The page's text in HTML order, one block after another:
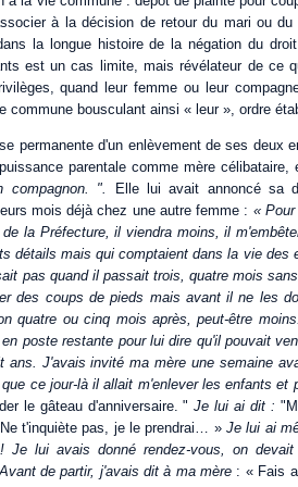
à la décision de retour du mari ou
la longue histoire de la négation du
est un cas limite, mais révélateur de ce
quand leur femme ou leur
bousculant ainsi « leur », ordre
permanente d'un enlèvement de ses deux
parentale comme mère célibataire,
compagnon. ".
Elle lui avait annoncé sa
mois déjà chez une autre femme : «
la Préfecture, il viendra moins, il
détails mais qui comptaient dans la vie des
pas quand il passait trois, quatre mois
des coups de pieds mais avant il ne les
quatre ou cinq mois après, peut-être
poste restante pour lui dire qu'il pouvait
ans. J'avais invité ma mère une semaine
ce jour-là il allait m'enlever les enfants et
le gâteau d'anniversaire. " Je lui ai dit :
t'inquiète pas, je le prendrai… »Je lui ai
lui avais donné rendez-vous, on
de partir, j'avais dit à ma mère : « Fais